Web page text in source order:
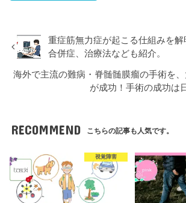
重症筋無力症が起こる仕組みを解
合併症、治療法なども紹介。
海外で主流の難病・脊髄髄膜瘤の手術を
が成功！手術の成功は
RECOMMEND こちらの記事も人気です。
視覚障害